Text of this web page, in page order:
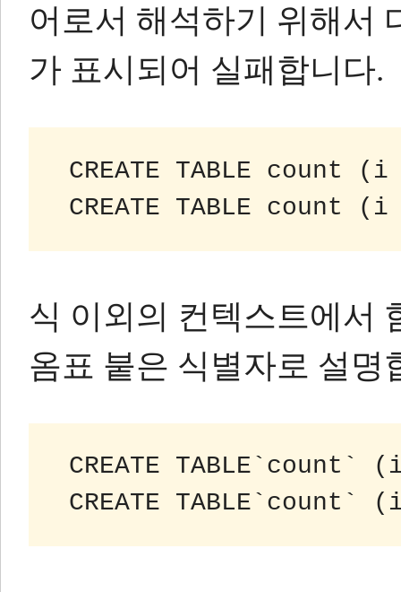
어로서 해석하기 위해서
가 표시되어 실패합니다.
CREATE TABLE count
CREATE TABLE count
식 이외의 컨텍스트에서
옴표 붙은 식별자로 설명
CREATE TABLE`count`
CREATE TABLE`count`